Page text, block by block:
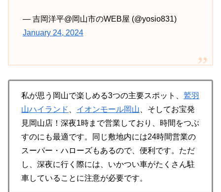
— 吉岡洋平@岡山市のWEB屋 (@yosio831)
January 24, 2024
私が思う岡山で楽しめる3つの主要スポット、 鷲羽
山ハイランド
イオンモール岡山 、そしてお宝発
見岡山店！深夜1時まで営業しており、時間をつぶ
すのにも最適です。同じ敷地内には24時間営業の
スーパー・ハローズもあるので、便利です。ただ
し、深夜に行く際には、いかつい車がたくさん駐
車していることに注意が必要です。